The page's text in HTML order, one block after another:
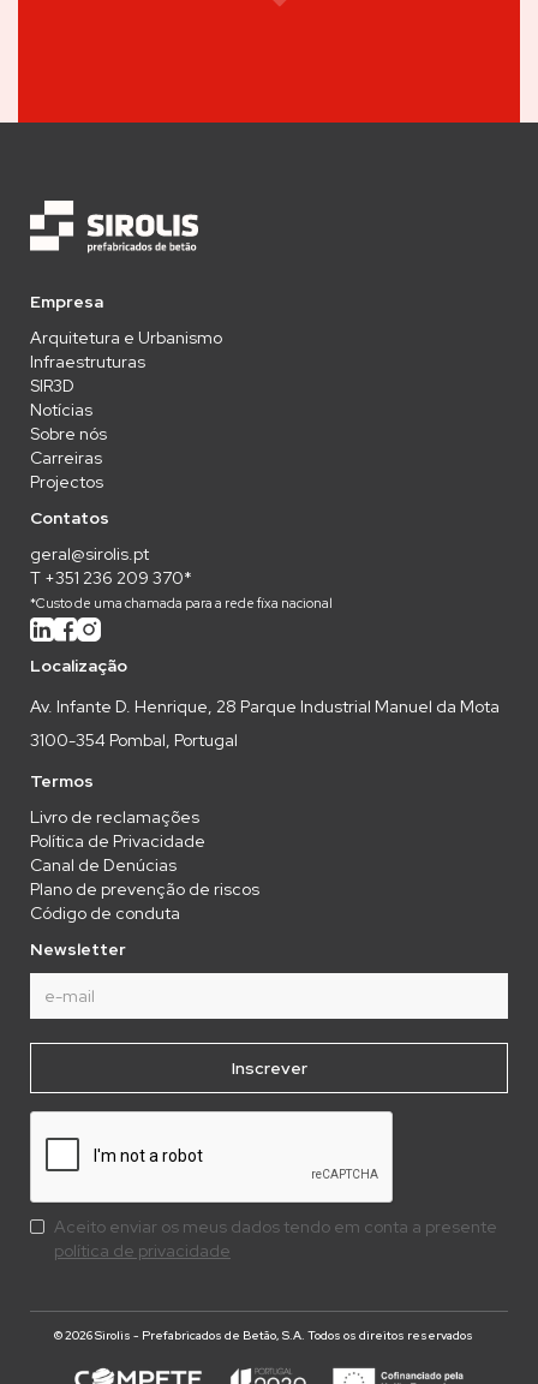
Empresa
Arquitetura e Urbanismo
Infraestruturas
SIR3D
Notícias
Sobre nós
Carreiras
Projectos
Contatos
geral@sirolis.pt
T +351 236 209 370*
*Custo de uma chamada para a rede fixa nacional
Localização
Av. Infante D. Henrique, 28 Parque Industrial Manuel da Mota
3100-354 Pombal, Portugal
Termos
Livro de reclamações
Política de Privacidade
Canal de Denúcias
Plano de prevenção de riscos
Código de conduta
Newsletter
Aceito enviar os meus dados tendo em conta a presente
política de privacidade
© 2026 Sirolis - Prefabricados de Betão, S.A. Todos os direitos reservados